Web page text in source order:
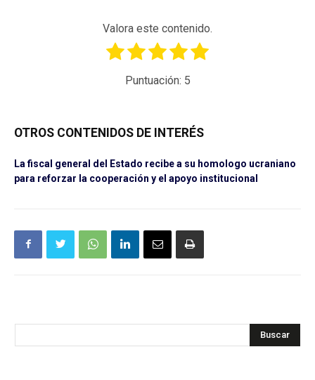
Valora este contenido.
Puntuación: 5
OTROS CONTENIDOS DE INTERÉS
La fiscal general del Estado recibe a su homologo ucraniano
para reforzar la cooperación y el apoyo institucional
Buscar